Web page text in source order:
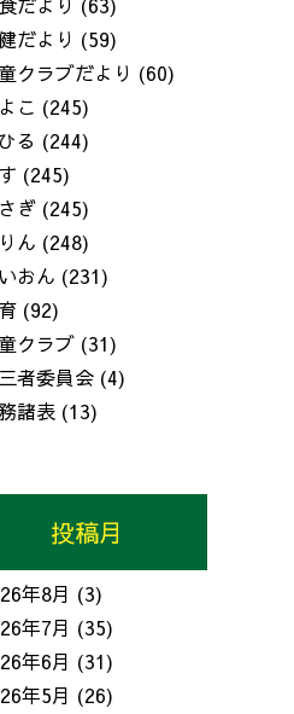
だより (59)
クラブだより (60)
こ (245)
る (244)
(245)
ぎ (245)
ん (248)
おん (231)
(92)
クラブ (31)
者委員会 (4)
諸表 (13)
投稿月
年8月 (3)
年7月 (35)
年6月 (31)
年5月 (26)